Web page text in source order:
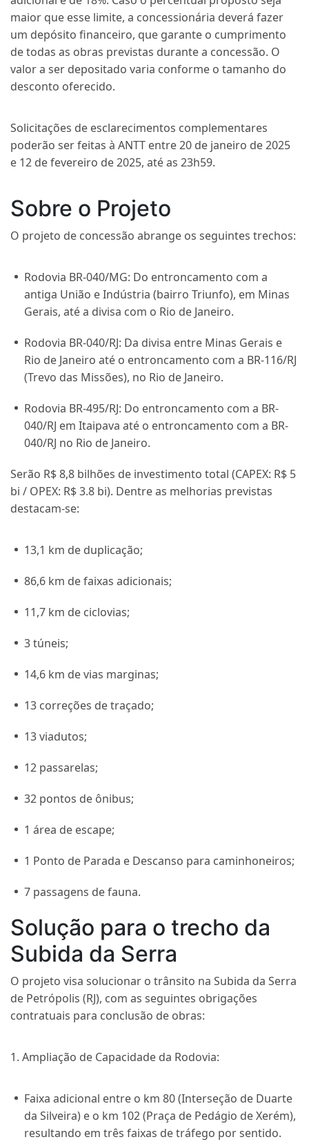
maior que esse limite, a concessionária deverá fazer
um depósito financeiro, que garante o cumprimento
de todas as obras previstas durante a concessão. O
valor a ser depositado varia conforme o tamanho do
desconto oferecido.
Solicitações de esclarecimentos complementares
poderão ser feitas à ANTT entre 20 de janeiro de 2025
e 12 de fevereiro de 2025, até as 23h59.
Sobre o Projeto
O projeto de concessão abrange os seguintes trechos:
Rodovia BR-040/MG: Do entroncamento com a
antiga União e Indústria (bairro Triunfo), em Minas
Gerais, até a divisa com o Rio de Janeiro.
Rodovia BR-040/RJ: Da divisa entre Minas Gerais e
Rio de Janeiro até o entroncamento com a BR-116/RJ
(Trevo das Missões), no Rio de Janeiro.
Rodovia BR-495/RJ: Do entroncamento com a BR-
040/RJ em Itaipava até o entroncamento com a BR-
040/RJ no Rio de Janeiro.
Serão R$ 8,8 bilhões de investimento total (CAPEX: R$ 5
bi / OPEX: R$ 3.8 bi). Dentre as melhorias previstas
destacam-se:
13,1 km de duplicação;
86,6 km de faixas adicionais;
11,7 km de ciclovias;
3 túneis;
14,6 km de vias marginas;
13 correções de traçado;
13 viadutos;
12 passarelas;
32 pontos de ônibus;
1 área de escape;
1 Ponto de Parada e Descanso para caminhoneiros;
7 passagens de fauna.
Solução para o trecho da
Subida da Serra
O projeto visa solucionar o trânsito na Subida da Serra
de Petrópolis (RJ), com as seguintes obrigações
contratuais para conclusão de obras:
1. Ampliação de Capacidade da Rodovia:
Faixa adicional entre o km 80 (Interseção de Duarte
da Silveira) e o km 102 (Praça de Pedágio de Xerém),
resultando em três faixas de tráfego por sentido.